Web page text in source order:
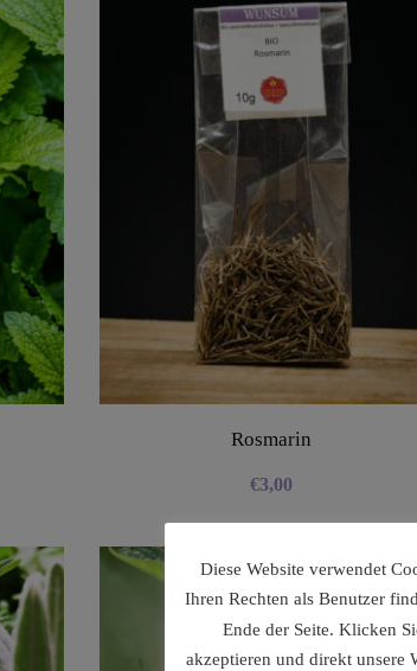
Rosmarin
€3,00
Diese Website verwendet
Ihren Rechten als Benutzer
Ende der Seite. Klicken
akzeptieren und direkt unsere